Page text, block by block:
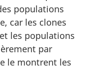
populations
car les clones
les populations
par
le montrent les